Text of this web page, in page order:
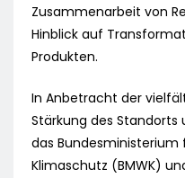
Zusammenarbeit von
Hinblick auf
Produkten.
In Anbetracht der
Stärkung des
das
Klimaschutz (BMWK)